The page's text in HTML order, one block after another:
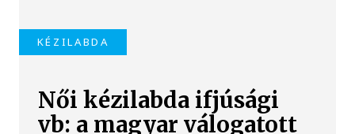
KÉZILABDA
Női kézilabda ifjúsági
vb: a magyar válogatott